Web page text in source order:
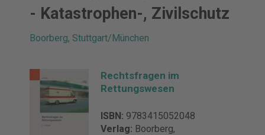
- Katastrophen-, Zivilschutz
Boorberg, Stuttgart/München
Rechtsfragen im
Rettungswesen
ISBN: 9783415052048
Verlag: Boorberg,